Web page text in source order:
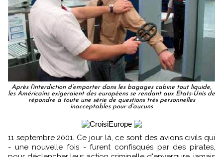
Après l’interdiction d’emporter dans les bagages cabine tout liquide,
les Américains exigeraient des européens se rendant aux Etats-Unis de
répondre à toute une série de questions très personnelles
inacceptables pour d’aucuns
11 septembre 2001. Ce jour là, ce sont des avions civils qui
- une nouvelle fois - furent confisqués par des pirates,